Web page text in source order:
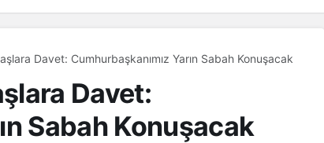
Davet: Cumhurbaşkanımız Yarın Sabah Konuşacak
Davet:
Sabah Konuşacak